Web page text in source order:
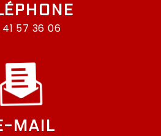
57 36 06
MAIL